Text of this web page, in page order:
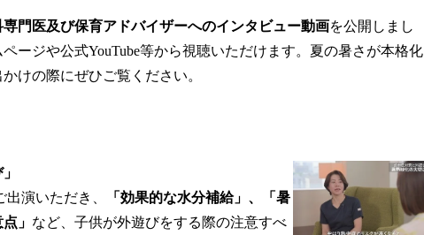
専門医及び保育アドバイザーへのインタビュー動画を公開しまし
ージや公式YouTube等から視聴いただけます。夏の暑さが本格化
けの際にぜひご覧ください。
演いただき、
「効果的な水分補給」、「暑
」 など、子供が外遊びをする際の注意すべ